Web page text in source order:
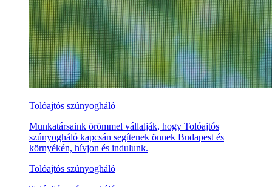
Tolóajtós szúnyogháló
Munkatársaink örömmel vállalják, hogy Tolóajtós
szúnyogháló kapcsán segítenek önnek Budapest és
környékén, hívjon és indulunk.
Tolóajtós szúnyogháló